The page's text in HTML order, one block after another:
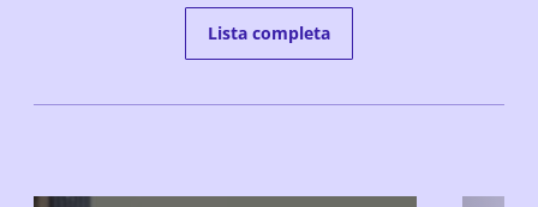
Lista completa